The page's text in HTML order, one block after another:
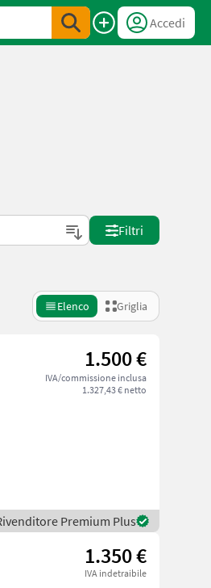
Accedi
Filtri
Elenco Griglia
1.500 €
IVA/commissione inclusa
1.327,43 € netto
Premium Plus
1.350 €
IVA indetraibile